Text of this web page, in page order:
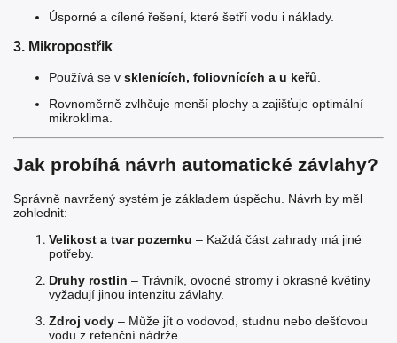
Úsporné a cílené řešení, které šetří vodu i náklady.
3. Mikropostřik
Používá se v sklenících, foliovnících a u keřů
Rovnoměrně zvlhčuje menší plochy a zajišťuje optimální
mikroklima.
Jak probíhá návrh automatické závlahy?
Správně navržený systém je základem úspěchu. Návrh by měl
zohlednit:
Velikost a tvar pozemku – Každá část zahrady má jiné
potřeby.
Druhy rostlin – Trávník, ovocné stromy i okrasné květiny
vyžadují jinou intenzitu závlahy.
Zdroj vody – Může jít o vodovod, studnu nebo dešťovou
vodu z retenční nádrže.